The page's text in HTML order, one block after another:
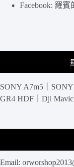
Facebook: 羅
SONY A7m5｜
GR4 HDF｜Dji
Email: